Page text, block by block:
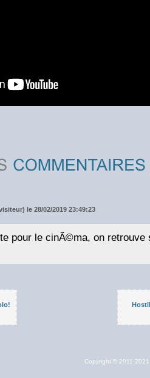
le 28/02/2019 23:49:23
pour le cinÃ©ma, on
Copyright © 2011-